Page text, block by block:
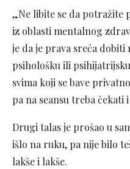
„Ne libite se da potražite
iz oblasti mentalnog
je da je prava sreća dobiti
psihološku ili
svima koji se bave
pa na seansu treba čekati
Drugi talas je prošao u
išlo na ruku, pa nije bilo
lakše i lakše.